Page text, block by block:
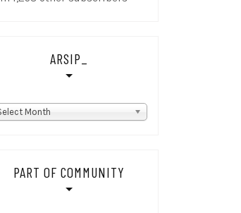
ARSIP_
Month
PART OF COMMUNITY